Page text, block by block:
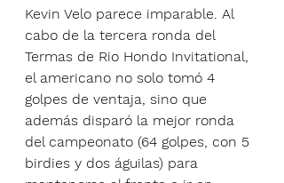
Kevin Velo parece imparable. Al
cabo de la tercera ronda del
Termas de Rio Hondo Invitational,
el americano no solo tomó 4
golpes de ventaja, sino que
además disparó la mejor ronda
del campeonato (64 golpes, con 5
birdies y dos águilas) para